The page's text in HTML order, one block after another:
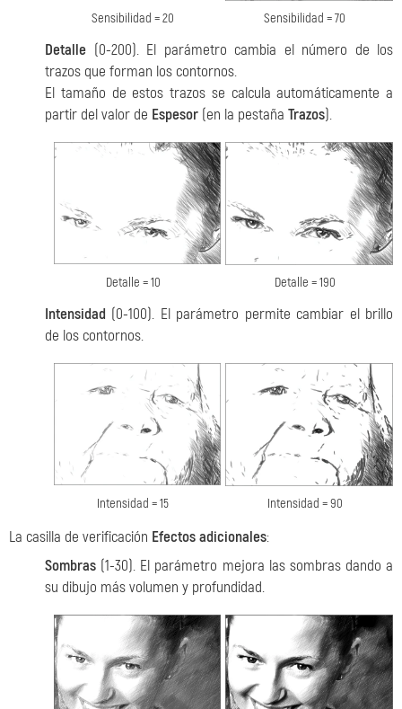
Sensibilidad = 20 Sensibilidad = 70
Detalle (0-200). El parámetro cambia el número de los
trazos que forman los contornos.
El tamaño de estos trazos se calcula automáticamente a
partir del valor de Espesor (en la pestaña Trazos).
Detalle = 10 Detalle = 190
Intensidad (0-100). El parámetro permite cambiar el brillo
de los contornos.
Intensidad = 15 Intensidad = 90
La casilla de verificación Efectos adicionales:
Sombras (1-30). El parámetro mejora las sombras dando a
su dibujo más volumen y profundidad.